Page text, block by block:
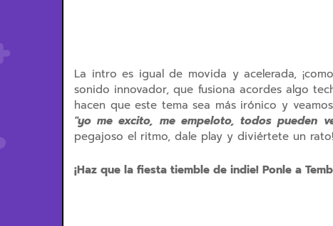
La intro es igual de movida y acelerada,
sonido innovador, que fusiona acordes algo
hacen que este tema sea más irónico y
"yo me excito, me empeloto, todos pueden
pegajoso el ritmo, dale play y diviértete un rato!
¡Haz que la fiesta tiemble de indie! Ponle a